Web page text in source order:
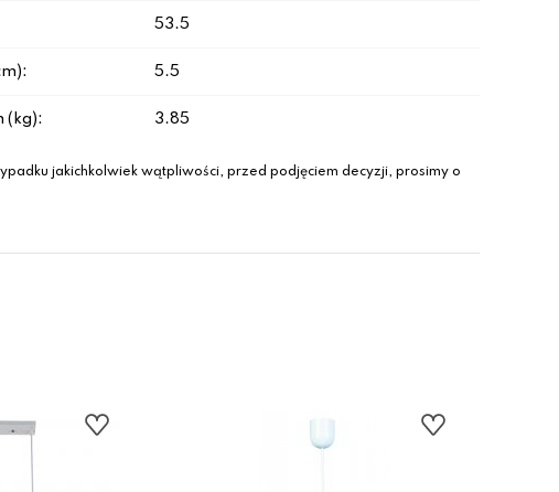
53.5
5.5
(kg): 3.85
jakichkolwiek wątpliwości, przed podjęciem decyzji, prosimy o